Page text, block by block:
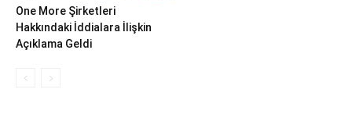
One More Şirketleri
Hakkındaki İddialara İlişkin
Açıklama Geldi